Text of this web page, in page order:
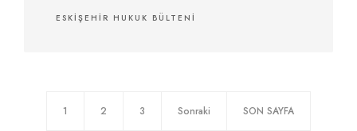
ESKIŞEHIR HUKUK BÜLTENI
1 2 3 Sonraki SON SAYFA